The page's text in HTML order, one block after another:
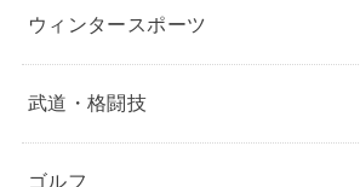
ウィンタースポーツ
武道・格闘技
ゴルフ